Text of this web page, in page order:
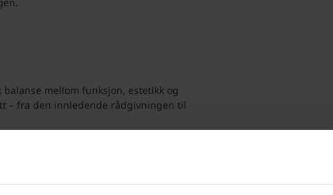
mellom funksjon, estetikk og
– fra den innledende rådgivningen til